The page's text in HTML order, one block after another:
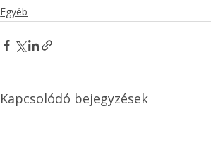
Egyéb
Kapcsolódó bejegyzések